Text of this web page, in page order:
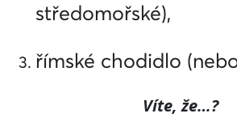
středomořské),
římské chodidlo
Víte, že…?